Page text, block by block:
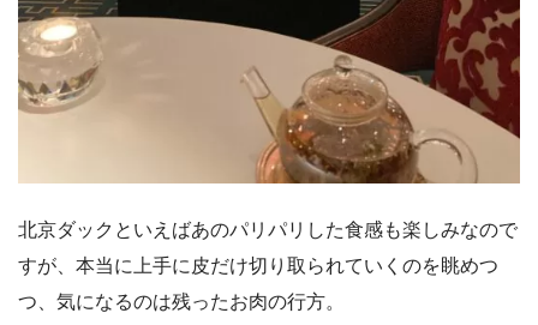
北京ダックといえばあのパリパリした食感も楽しみなので
すが、本当に上手に皮だけ切り取られていくのを眺めつ
つ、気になるのは残ったお肉の行方。